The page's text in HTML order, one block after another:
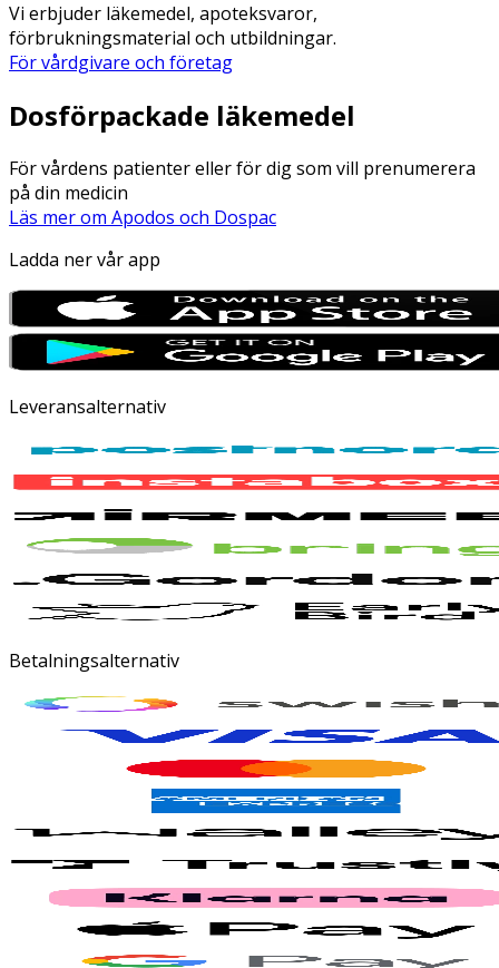
Vi erbjuder läkemedel, apoteksvaror,
förbrukningsmaterial och utbildningar.
För vårdgivare och företag
Dosförpackade läkemedel
För vårdens patienter eller för dig som vill prenumerera
på din medicin
Läs mer om Apodos och Dospac
Ladda ner vår app
Leveransalternativ
Betalningsalternativ